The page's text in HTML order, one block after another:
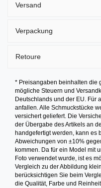
Versand
Verpackung
Retoure
* Preisangaben beinhalten die
mögliche Steuern und
Deutschlands und der EU. Für
anfallen. Alle Schmuckstücke
versichert geliefert. Die
der Übergabe des Artikels an
handgefertigt werden, kann es
Abweichungen von ±10%
kommen. Da für ein Model mit
Foto verwendet wurde, ist es
Vergleich zu der Abbildung
berücksichtigen Sie beim
die Qualität, Farbe und